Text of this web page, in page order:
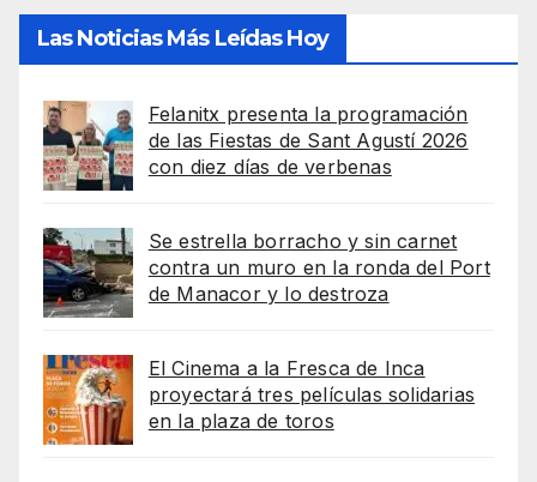
Las Noticias Más Leídas Hoy
Felanitx presenta la programación
de las Fiestas de Sant Agustí 2026
con diez días de verbenas
Se estrella borracho y sin carnet
contra un muro en la ronda del Port
de Manacor y lo destroza
El Cinema a la Fresca de Inca
proyectará tres películas solidarias
en la plaza de toros